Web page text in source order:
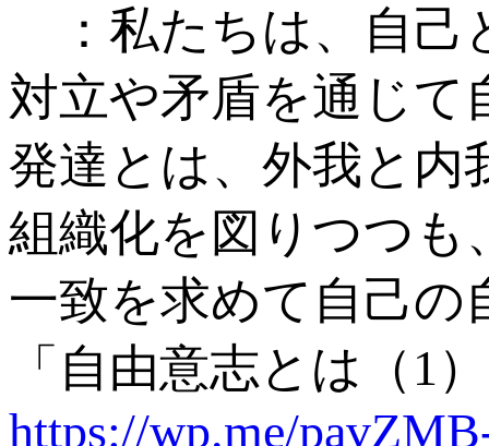
：私たちは、自己
対立や矛盾を通じて
発達とは、外我と内
組織化を図りつつも
一致を求めて自己の
「自由意志とは（1
https://wp.me/